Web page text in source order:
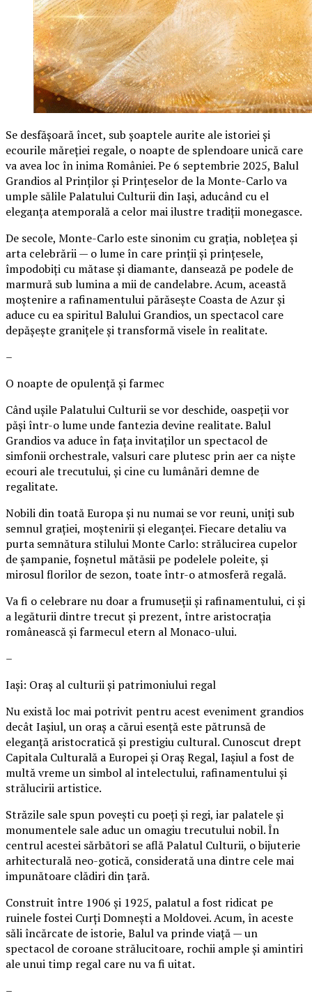
Se desfășoară încet, sub șoaptele aurite ale istoriei și
ecourile măreției regale, o noapte de splendoare unică care
va avea loc în inima României. Pe 6 septembrie 2025, Balul
Grandios al Prinților și Prințeselor de la Monte-Carlo va
umple sălile Palatului Culturii din Iași, aducând cu el
eleganța atemporală a celor mai ilustre tradiții monegasce.
De secole, Monte-Carlo este sinonim cu grația, noblețea și
arta celebrării — o lume în care prinții și prințesele,
împodobiți cu mătase și diamante, dansează pe podele de
marmură sub lumina a mii de candelabre. Acum, această
moștenire a rafinamentului părăsește Coasta de Azur și
aduce cu ea spiritul Balului Grandios, un spectacol care
depășește granițele și transformă visele în realitate.
–
O noapte de opulență și farmec
Când ușile Palatului Culturii se vor deschide, oaspeții vor
păși într-o lume unde fantezia devine realitate. Balul
Grandios va aduce în fața invitaților un spectacol de
simfonii orchestrale, valsuri care plutesc prin aer ca niște
ecouri ale trecutului, și cine cu lumânări demne de
regalitate.
Nobili din toată Europa și nu numai se vor reuni, uniți sub
semnul grației, moștenirii și eleganței. Fiecare detaliu va
purta semnătura stilului Monte Carlo: strălucirea cupelor
de șampanie, foșnetul mătăsii pe podelele poleite, și
mirosul florilor de sezon, toate într-o atmosferă regală.
Va fi o celebrare nu doar a frumuseții și rafinamentului, ci și
a legăturii dintre trecut și prezent, între aristocrația
românească și farmecul etern al Monaco-ului.
–
Iași: Oraș al culturii și patrimoniului regal
Nu există loc mai potrivit pentru acest eveniment grandios
decât Iașiul, un oraș a cărui esență este pătrunsă de
eleganță aristocratică și prestigiu cultural. Cunoscut drept
Capitala Culturală a Europei și Oraș Regal, Iașiul a fost de
multă vreme un simbol al intelectului, rafinamentului și
strălucirii artistice.
Străzile sale spun povești cu poeți și regi, iar palatele și
monumentele sale aduc un omagiu trecutului nobil. În
centrul acestei sărbători se află Palatul Culturii, o bijuterie
arhitecturală neo-gotică, considerată una dintre cele mai
impunătoare clădiri din țară.
Construit între 1906 și 1925, palatul a fost ridicat pe
ruinele fostei Curți Domnești a Moldovei. Acum, în aceste
săli încărcate de istorie, Balul va prinde viață — un
spectacol de coroane strălucitoare, rochii ample și amintiri
ale unui timp regal care nu va fi uitat.
–